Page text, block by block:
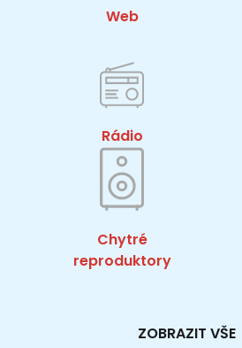
Web
Rádio
Chytré
reproduktory
ZOBRAZIT VŠE